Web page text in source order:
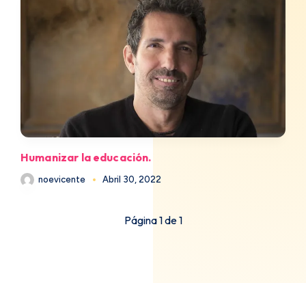
Humanizar la educación.
noevicente Abril 30, 2022
Página 1 de 1